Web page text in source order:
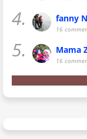
4. fanny
16
5. Mama
16